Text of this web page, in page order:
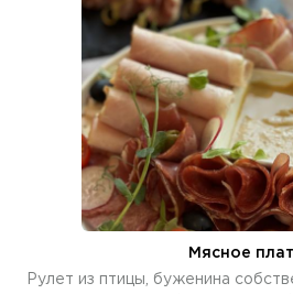
Мясное
Рулет из птицы, буженина